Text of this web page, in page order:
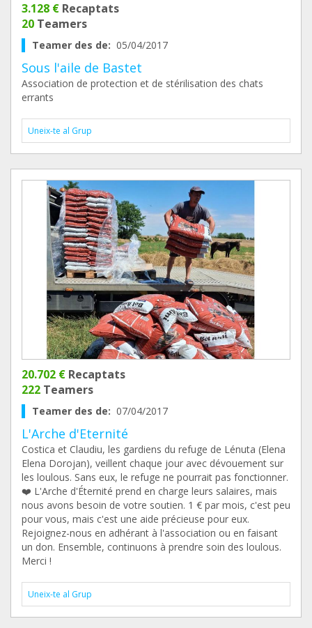
3.128 € Recaptats
20 Teamers
Teamer des de: 05/04/2017
Sous l'aile de Bastet
Association de protection et de stérilisation des chats
errants
Uneix-te al Grup
20.702 € Recaptats
222 Teamers
Teamer des de: 07/04/2017
L'Arche d'Eternité
Costica et Claudiu, les gardiens du refuge de Lénuta (Elena
Elena Dorojan), veillent chaque jour avec dévouement sur
les loulous. Sans eux, le refuge ne pourrait pas fonctionner.
❤️ L'Arche d'Éternité prend en charge leurs salaires, mais
nous avons besoin de votre soutien. 1 € par mois, c'est peu
pour vous, mais c'est une aide précieuse pour eux.
Rejoignez-nous en adhérant à l'association ou en faisant
un don. Ensemble, continuons à prendre soin des loulous.
Merci !
Uneix-te al Grup